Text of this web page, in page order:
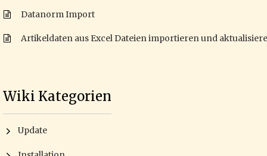
Datanorm Import
Artikeldaten aus Excel Dateien importieren und
Wiki Kategorien
Update